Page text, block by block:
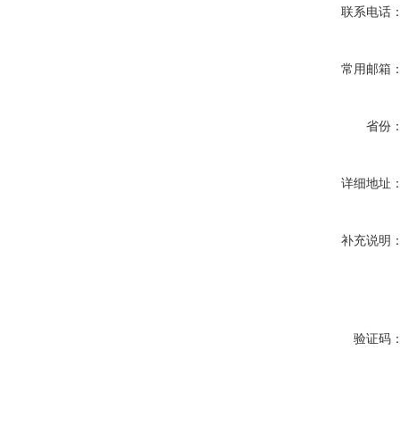
联系电话
常用邮箱
省份
详细地址
补充说明
验证码